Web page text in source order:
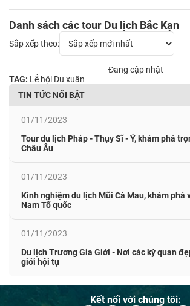
TIN TỨC NỔI BẬT
01/11/2023
Tour du lịch Pháp - Thụy Sĩ - Ý, khám phá
Châu Âu
01/11/2023
Kinh nghiệm du lịch Mũi Cà Mau, khám phá
Nam Tổ quốc
01/11/2023
Du lịch Trương Gia Giới - Nơi các kỳ quan
giới hội tụ
Danh sách các tour Du lịch Bắc Kạn
Sắp xếp theo:
Đang cập nhật
TAG: Lễ hội Du xuân
Kết nối với chúng tôi: